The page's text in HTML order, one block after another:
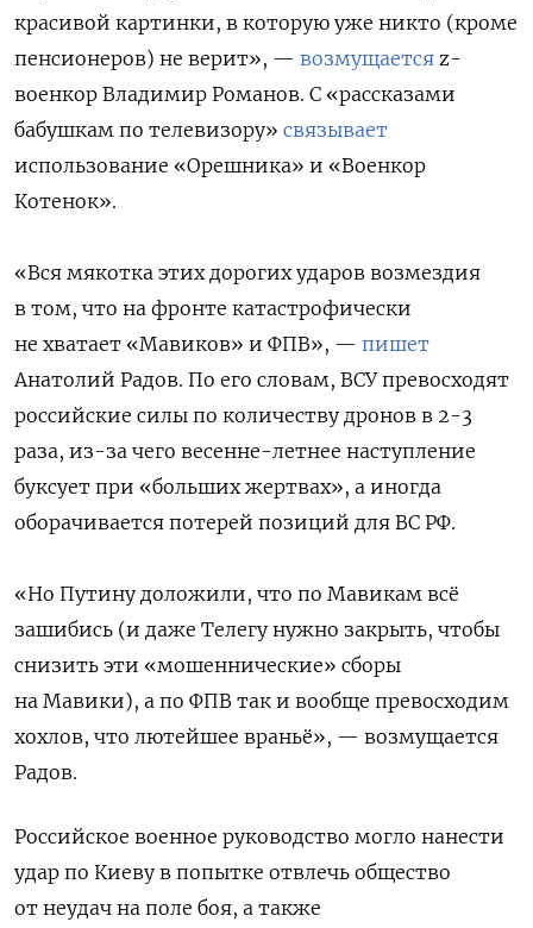
красивой картинки, в которую уже никто (кроме
пенсионеров) не верит», — возмущается z-
военкор Владимир Романов. С «рассказами
бабушкам по телевизору» связывает
использование «Орешника» и «Военкор
Котенок».
«Вся мякотка этих дорогих ударов возмездия
в том, что на фронте катастрофически
не хватает «Мавиков» и ФПВ», — пишет
Анатолий Радов. По его словам, ВСУ превосходят
российские силы по количеству дронов в 2-3
раза, из-за чего весенне-летнее наступление
буксует при «больших жертвах», а иногда
оборачивается потерей позиций для ВС РФ.
«Но Путину доложили, что по Мавикам всё
зашибись (и даже Телегу нужно закрыть, чтобы
снизить эти «мошеннические» сборы
на Мавики), а по ФПВ так и вообще превосходим
хохлов, что лютейшее враньё», — возмущается
Радов.
Российское военное руководство могло нанести
удар по Киеву в попытке отвлечь общество
от неудач на поле боя, а также